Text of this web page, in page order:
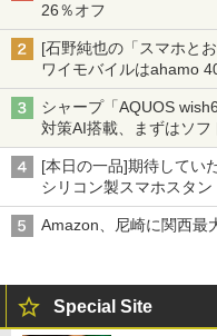
26％オフ
[石野純也の「スマホと
ワイモバイルはahamo
割」の安さと1年限定の
シャープ「AQUOS
対策AI搭載、まずはソフ
[本日の一品]期待して
シリコン製スマホスタン
Amazon、尼崎に関西最
Special Site